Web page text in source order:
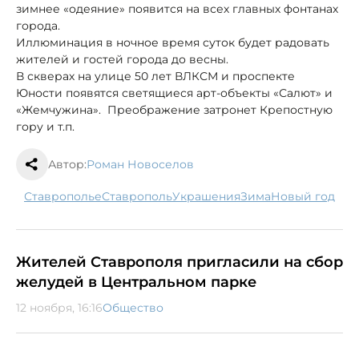
зимнее «одеяние» появится на всех главных фонтанах
города.
Иллюминация в ночное время суток будет радовать
жителей и гостей города до весны.
В скверах на улице 50 лет ВЛКСМ и проспекте
Юности появятся светящиеся арт-объекты «Салют» и
«Жемчужина». Преображение затронет Крепостную
гору и т.п.
Автор:Роман Новоселов
Ставрополье Ставрополь украшения зима новый год
Жителей Ставрополя пригласили на сбор
желудей в Центральном парке
12 ноября, 16:16Общество